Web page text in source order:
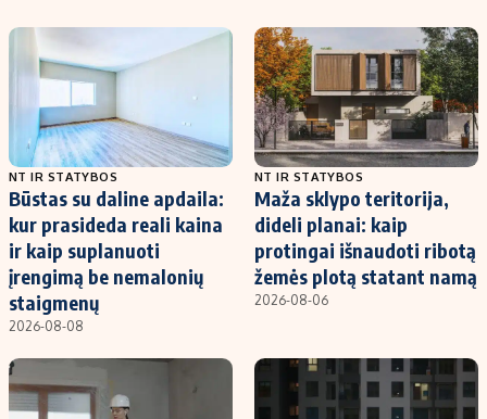
NT IR STATYBOS
Būstas su daline apdaila:
kur prasideda reali kaina
ir kaip suplanuoti
įrengimą be nemalonių
staigmenų
2026-08-08
NT IR STATYBOS
Maža sklypo teritorija,
dideli planai: kaip
protingai išnaudoti ribotą
žemės plotą statant namą
2026-08-06